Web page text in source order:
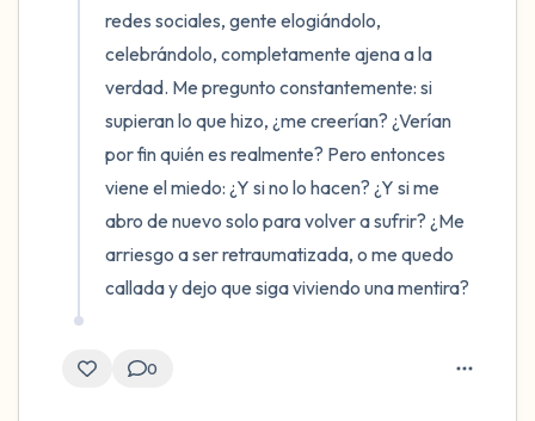
redes sociales, gente elogiándolo,
celebrándolo, completamente ajena a la
verdad. Me pregunto constantemente: si
supieran lo que hizo, ¿me creerían? ¿Verían
por fin quién es realmente? Pero entonces
viene el miedo: ¿Y si no lo hacen? ¿Y si me
abro de nuevo solo para volver a sufrir? ¿Me
arriesgo a ser retraumatizada, o me quedo
callada y dejo que siga viviendo una mentira?
0